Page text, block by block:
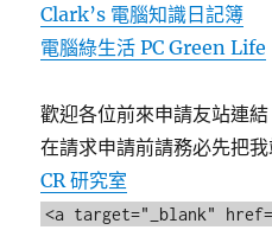
Clark’s 電腦知識日記簿
電腦綠生活 PC Green Life
歡迎各位前來申請友站連結
在請求申請前請務必先把
CR 研究室
<a target="_blank"